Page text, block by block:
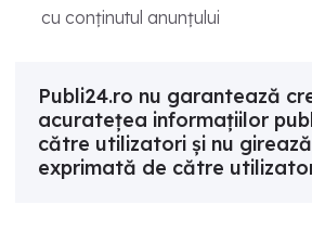
cu conținutul anunțului
Publi24.ro nu garantează
acuratețea informațiilor
către utilizatori și nu
exprimată de către